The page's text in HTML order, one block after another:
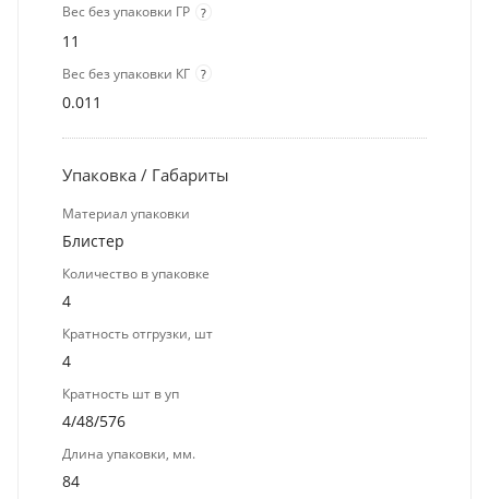
Вес без упаковки ГР ?
11
Вес без упаковки КГ ?
0.011
Упаковка / Габариты
Материал упаковки
Блистер
Количество в упаковке
4
Кратность отгрузки, шт
4
Кратность шт в уп
4/48/576
Длина упаковки, мм.
84